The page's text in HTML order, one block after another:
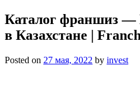
Каталог франшиз —
в Казахстане |
Posted on 27 мая, 2022 by invest